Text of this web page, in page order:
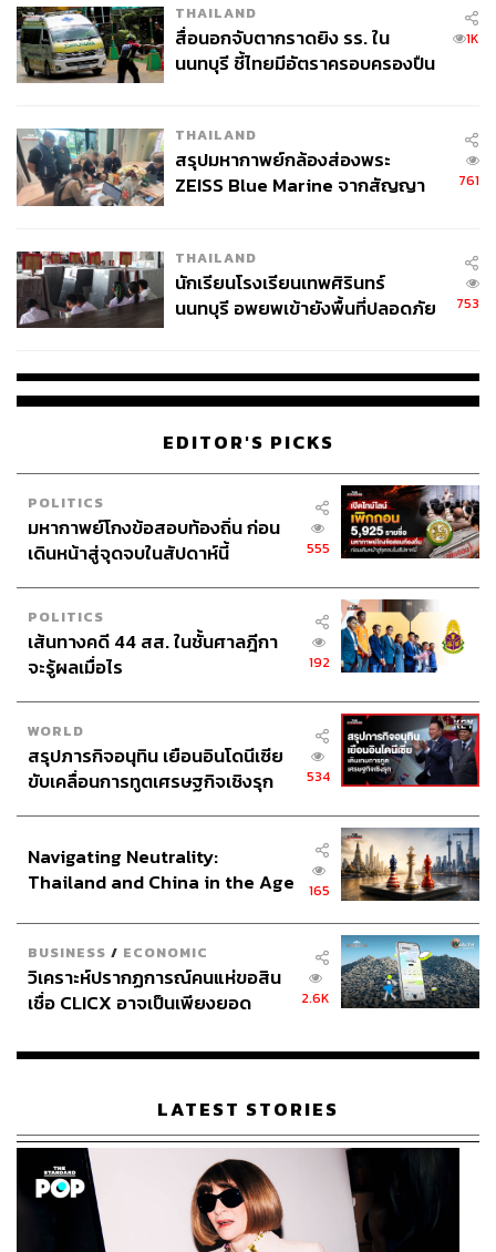
THAILAND
สื่อนอกจับตากราดยิง รร. ใน
นนทบุรี ชี้ไทยมีอัตราครอบครองปืน
1K
THAILAND
สรุปมหากาพย์กล้องส่องพระ
ZEISS Blue Marine จากสัญญา
จ่ายหนี้-แอบระบุแบรนด์
761
THAILAND
นักเรียนโรงเรียนเทพศิรินทร์
นนทบุรี อพยพเข้ายังพื้นที่ปลอดภัย
753
EDITOR'S PICKS
POLITICS
มหากาพย์โกงข้อสอบท้องถิ่น ก่อน
เดินหน้าสู่จุดจบในสัปดาห์นี้
555
POLITICS
เส้นทางคดี 44 สส. ในชั้นศาลฎีกา
จะรู้ผลเมื่อไร
192
WORLD
สรุปภารกิจอนุทิน เยือนอินโดนีเซีย
ขับเคลื่อนการทูตเศรษฐกิจเชิงรุก
534
Navigating Neutrality:
Thailand and China in the Age
165
BUSINESS / ECONOMIC
วิเคราะห์ปรากฏการณ์คนแห่ขอสิน
เชื่อ CLICX อาจเป็นเพียงยอด
เรือนไทยที่ถูกซุกไว้
2.6K
LATEST STORIES